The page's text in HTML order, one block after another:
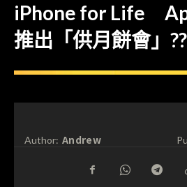
iPhone for Life
推出「供月餅會」??
Author: Andrew